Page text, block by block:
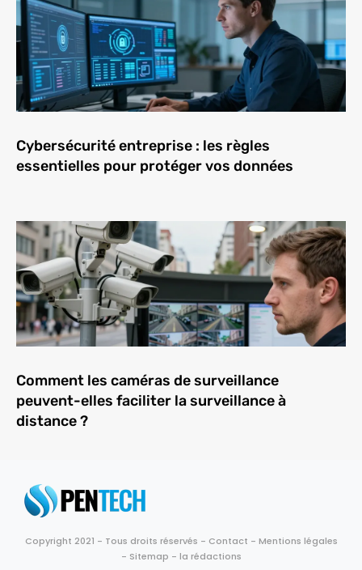
Cybersécurité entreprise : les règles
essentielles pour protéger vos données
Comment les caméras de surveillance
peuvent-elles faciliter la surveillance à
distance ?
Copyright 2021 - Tous droits réservés - Contact - Mentions légales
- Sitemap - la rédactions